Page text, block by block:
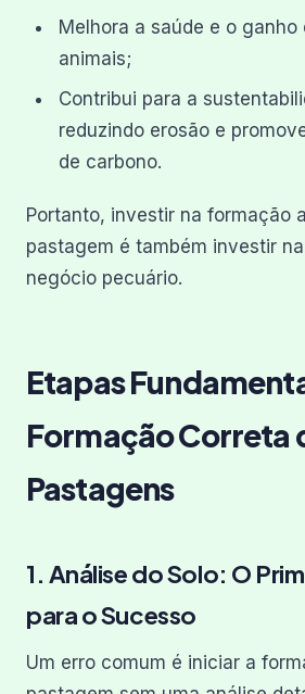
Melhora a saúde e o ganho
animais;
Contribui para a
reduzindo erosão e
de carbono.
Portanto, investir na formação
pastagem é também investir
negócio pecuário.
Etapas
Formação Correta
Pastagens
1. Análise do Solo: O
para o Sucesso
Um erro comum é iniciar a